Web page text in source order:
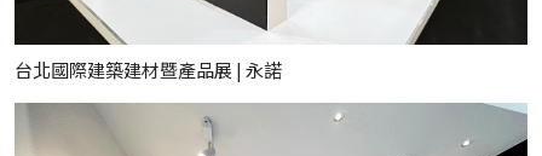
台北國際建築建材暨產品展 | 永諾